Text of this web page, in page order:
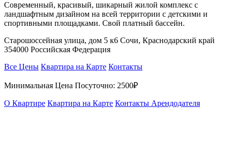
Современный, красивый, шикарный жилой комплекс с
ландшафтным дизайном на всей территории с детскими и
спортивными площадками. Свой платный бассейн.
Старошоссейная улица, дом 5 к6 Сочи, Краснодарский край
354000 Российская Федерация
Все Цены Квартира на Карте Контакты
Минимальная Цена Посуточно: 2500₽
О Квартире Квартира на Карте Контакты Арендодателя